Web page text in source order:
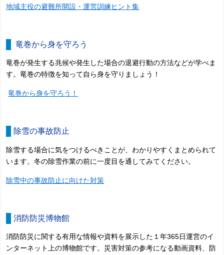
地域主役の避難所開設・運営訓練ヒント集
竜巻から身を守ろう
竜巻が発生する兆候や発生した場合の退避行動の方法などが学べま
す。竜巻の特徴を知って自ら身を守りましょう！
竜巻から身を守ろう！
除雪の事故防止
除雪する場合に気をつけるべきことが、わかりやすくまとめられて
います。冬の除雪作業の前に一度目を通してみてください。
除雪中の事故防止に向けた対策
消防防災博物館
消防防災に関する有用な情報や資料を展示した１年365日運営のイ
ンターネット上の博物館です。災害対策の参考になる動画資料、防